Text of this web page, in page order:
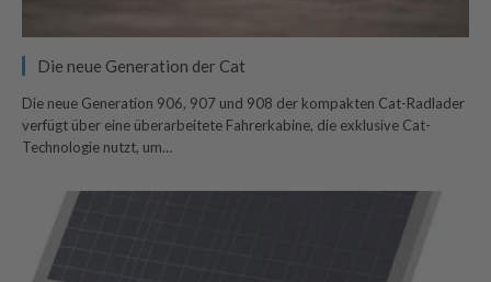
Die neue Generation der Cat
Die neue Generation 906, 907 und 908 der kompakten Cat-Radlader
verfügt über eine überarbeitete Fahrerkabine, die exklusive Cat-
Technologie nutzt, um…